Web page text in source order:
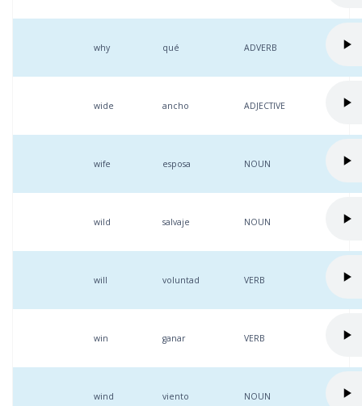
why qué ADVERB
wide ancho ADJECTIVE
wife esposa NOUN
wild salvaje NOUN
will voluntad VERB
win ganar VERB
wind viento NOUN